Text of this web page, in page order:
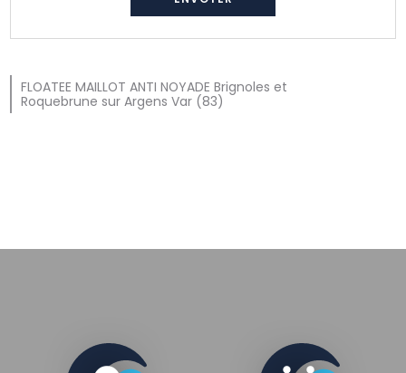
FLOATEE MAILLOT ANTI NOYADE Brignoles et
Roquebrune sur Argens Var (83)